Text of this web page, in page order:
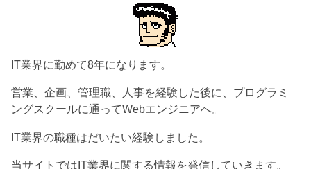
IT業界に勤めて8年になります。
営業、企画、管理職、人事を経験した後に、プログラミ
ングスクールに通ってWebエンジニアへ。
IT業界の職種はだいたい経験しました。
当サイトではIT業界に関する情報を発信していきます。